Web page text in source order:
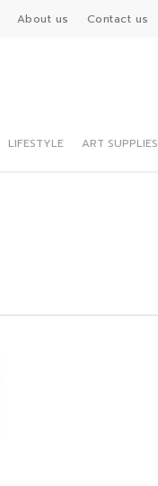
About us Contact us
LIFESTYLE ART SUPPLIES